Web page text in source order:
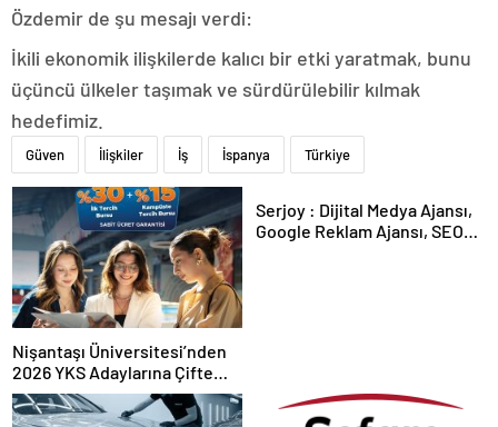
Özdemir de şu mesajı verdi:
İkili ekonomik ilişkilerde kalıcı bir etki yaratmak, bunu
üçüncü ülkeler taşımak ve sürdürülebilir kılmak
hedefimiz.
Güven İlişkiler İş İspanya Türkiye
Nişantaşı Üniversitesi’nden
2026 YKS Adaylarına Çifte
Güvence: Sabit Ücret ve
Kesintisiz Burs
Serjoy : Dijital Medya Ajansı,
Google Reklam Ajansı, SEO